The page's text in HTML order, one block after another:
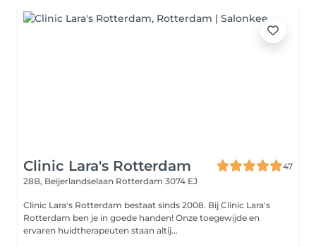
Clinic Lara's Rotterdam
47
28B, Beijerlandselaan Rotterdam 3074 EJ
Clinic Lara's Rotterdam bestaat sinds 2008. Bij Clinic Lara's
Rotterdam ben je in goede handen! Onze toegewijde en
ervaren huidtherapeuten staan altij...